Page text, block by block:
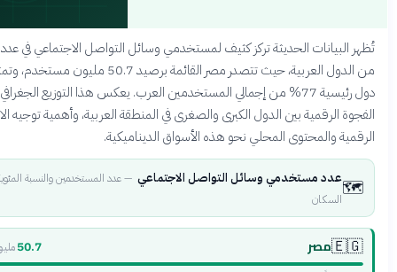
الحديثة تركز كثيف لمستخدمي وسائل التواصل الاجتماعي في عدد محدود
من الدول العربية، حيث تتصدر مصر القائمة برصيد 50.7 مليون مستخدم، وتمثل ستّ
دول رئيسية 77% من إجمالي المستخدمين العرب. يعكس هذا التوزيع الجغرافي حجم
بين الدول الكبرى والصغرى في المنطقة العربية، وأهمية توجيه الاستثمارات
المحلي نحو هذه الأسواق الديناميكية.
مستخدمي وسائل التواصل الاجتماعي —عدد المستخدمين والنسبة المئوية من
مليون مستخدم